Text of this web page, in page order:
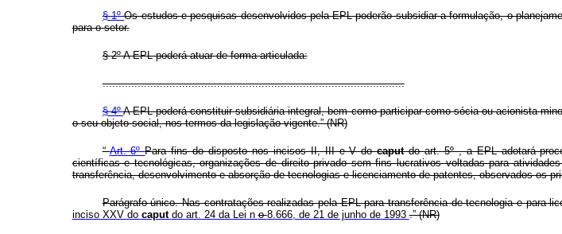
§ 1ºOs estudos e pesquisas desenvolvidos pela EPL poderão subsidiar a formulação, o
para o setor.
§ 2º A EPL poderá atuar de forma articulada:
...............................................................................................
§ 4ºA EPL poderá constituir subsidiária integral, bem como participar como sócia ou acionista
o seu objeto social, nos termos da legislação vigente.” (NR)
“Art. 6ºPara fins do disposto nos incisos II, III e V docaputdo art. 5º , a EPL adotará
científicas e tecnológicas, organizações de direito privado sem fins lucrativos voltadas para
transferência, desenvolvimento e absorção de tecnologias e licenciamento de patentes, observados os
Parágrafo único. Nas contratações realizadas pela EPL para transferência de tecnologia e para
inciso XXV do caput do art. 24 da Lei no8.666, de 21 de junho de 1993.” (NR)